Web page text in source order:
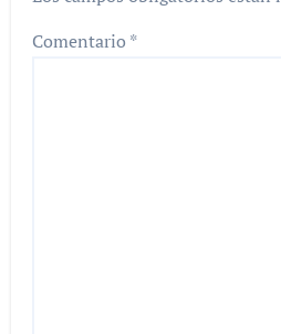
Comentario *